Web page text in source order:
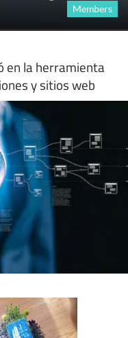
Members
en la herramienta
y sitios web